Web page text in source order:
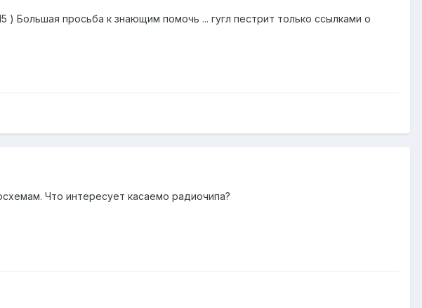
) Большая просьба к знающим помочь ... гугл пестрит только ссылками о
Что интересует касаемо радиочипа?